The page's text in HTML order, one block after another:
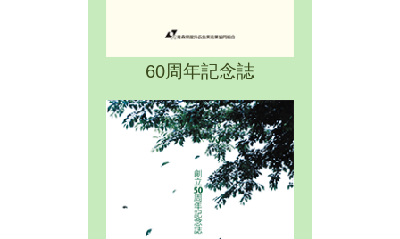
60周年記念誌